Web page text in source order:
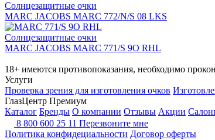
Солнцезащитные очки
MARC JACOBS MARC 772/N/S 08 LKS
Солнцезащитные очки
MARC JACOBS MARC 771/S 9O RHL
18+ имеются противопоказания, необходимо
Услуги
Проверка зрения для изготовления очков
ГлазЦентр Премиум
Каталог Бренды О компании Отзывы Акции
8 800 600 25 11 Перезвоните мне
Политика конфидециальности Договор оферты